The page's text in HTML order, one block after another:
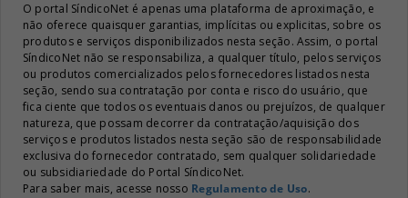
O portal SíndicoNet é apenas uma plataforma de aproximação, e
não oferece quaisquer garantias, implícitas ou explicitas, sobre os
produtos e serviços disponibilizados nesta seção. Assim, o portal
SíndicoNet não se responsabiliza, a qualquer título, pelos serviços
ou produtos comercializados pelos fornecedores listados nesta
seção, sendo sua contratação por conta e risco do usuário, que
fica ciente que todos os eventuais danos ou prejuízos, de qualquer
natureza, que possam decorrer da contratação/aquisição dos
serviços e produtos listados nesta seção são de responsabilidade
exclusiva do fornecedor contratado, sem qualquer solidariedade
ou subsidiariedade do Portal SíndicoNet.
Para saber mais, acesse nosso Regulamento de Uso.